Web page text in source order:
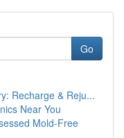
Go
Recharge & Reju...
Near You
Mold-Free